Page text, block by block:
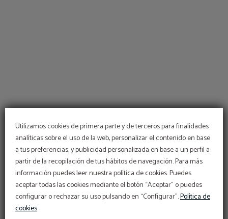
Utilizamos cookies de primera parte y de terceros para finalidades
analíticas sobre el uso de la web, personalizar el contenido en base
a tus preferencias, y publicidad personalizada en base a un perfil a
partir de la recopilación de tus hábitos de navegación. Para más
información puedes leer nuestra política de cookies. Puedes
aceptar todas las cookies mediante el botón “Aceptar” o puedes
configurar o rechazar su uso pulsando en “Configurar”.Política de
cookies